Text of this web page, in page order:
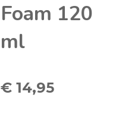
Foam 120
ml
€ 14,95